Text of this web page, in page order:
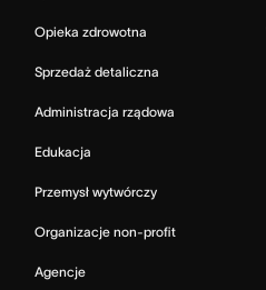
Opieka zdrowotna
Sprzedaż detaliczna
Administracja rządowa
Edukacja
Przemysł wytwórczy
Organizacje non-profit
Agencje